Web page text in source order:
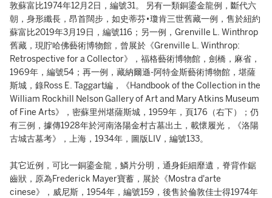
敦蘇富比1974年12月2日，編號31。 另有一類銅鎏金龍例，斷代六
朝，身形纖長，昂首闊步，如史蒂芬•瓊肯三世舊藏一例，售於紐約
蘇富比2019年3月19日，編號116；另一例，Grenville L. Winthrop
舊藏，現貯哈佛藝術博物館，曾展於《Grenville L. Winthrop:
Retrospective for a Collector》，福格藝術博物館，劍橋，麻省，
1969年，編號54；再一例，藏納爾遜-阿特金斯藝術博物館，堪薩
斯城，錄Ross E. Taggart編，《Handbook of the Collection in the
William Rockhill Nelson Gallery of Art and Mary Atkins Museum
of Fine Arts》，密蘇里州堪薩斯城，1959年，頁176（右下）；仍
有三例，據傳1928年於河南洛陽金村古墓出土，載懷履光，《洛陽
古城古墓考》，上海，1934年，圖版LIV，編號133。
其它近例，可比一銅鎏金龍，鱗片分明，通身鉅細靡遺，脊背作鋸
齒狀，原為Frederick Mayer寶蓄，展於《Mostra d'arte
cinese》，威尼斯，1954年，編號159，後售於倫敦佳士得1974年